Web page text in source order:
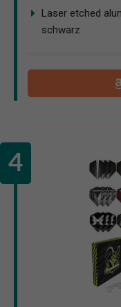
Laser etched
schwarz